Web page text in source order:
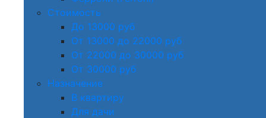
Стоимость
До 13000 руб
От 13000 до 22000 руб
От 22000 до 30000 руб
От 30000 руб
Назначение
В квартиру
Для дачи